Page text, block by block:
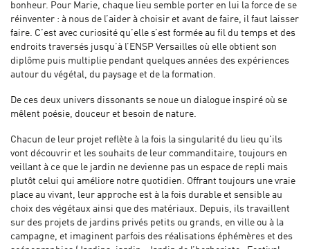
bonheur. Pour Marie, chaque lieu semble porter en lui la force de se
réinventer : à nous de l’aider à choisir et avant de faire, il faut laisser
faire. C’est avec curiosité qu’elle s’est formée au fil du temps et des
endroits traversés jusqu’à l’ENSP Versailles où elle obtient son
diplôme puis multiplie pendant quelques années des expériences
autour du végétal, du paysage et de la formation.
De ces deux univers dissonants se noue un dialogue inspiré où se
mêlent poésie, douceur et besoin de nature.
Chacun de leur projet reflète à la fois la singularité du lieu qu'ils
vont découvrir et les souhaits de leur commanditaire, toujours en
veillant à ce que le jardin ne devienne pas un espace de repli mais
plutôt celui qui améliore notre quotidien. Offrant toujours une vraie
place au vivant, leur approche est à la fois durable et sensible au
choix des végétaux ainsi que des matériaux. Depuis, ils travaillent
sur des projets de jardins privés petits ou grands, en ville ou à la
campagne, et imaginent parfois des réalisations éphémères et des